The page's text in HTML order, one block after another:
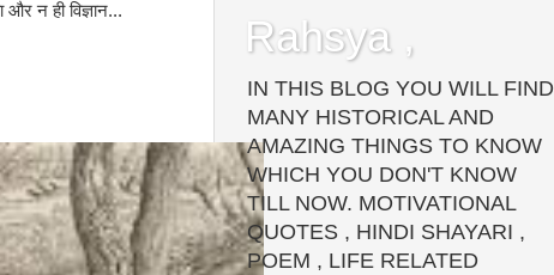
न ही विज्ञान...
Rahsya ,
IN THIS BLOG YOU WILL FIND
MANY HISTORICAL AND
AMAZING THINGS TO KNOW
WHICH YOU DON'T KNOW
TILL NOW. MOTIVATIONAL
QUOTES , HINDI SHAYARI ,
POEM , LIFE RELATED